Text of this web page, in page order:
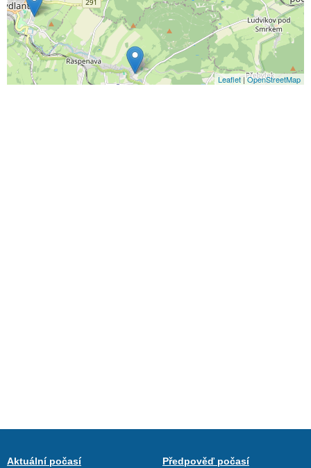
Leaflet |OpenStreetMap
Aktuální počasí
Předpověď počasí